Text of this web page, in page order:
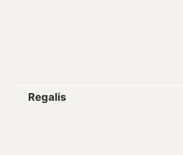
Regalis